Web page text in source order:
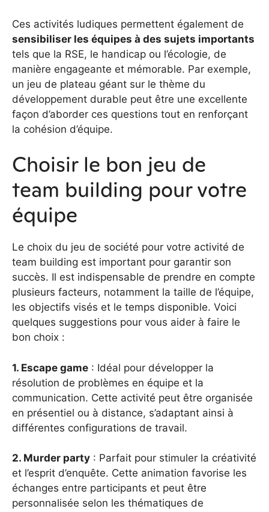
Ces activités ludiques permettent également de
sensibiliser les équipes à des sujets importants
tels que la RSE, le handicap ou l’écologie, de
manière engageante et mémorable. Par exemple,
un jeu de plateau géant sur le thème du
développement durable peut être une excellente
façon d’aborder ces questions tout en renforçant
la cohésion d’équipe.
Choisir le bon jeu de
team building pour votre
équipe
Le choix du jeu de société pour votre activité de
team building est important pour garantir son
succès. Il est indispensable de prendre en compte
plusieurs facteurs, notamment la taille de l’équipe,
les objectifs visés et le temps disponible. Voici
quelques suggestions pour vous aider à faire le
bon choix :
1. Escape game : Idéal pour développer la
résolution de problèmes en équipe et la
communication. Cette activité peut être organisée
en présentiel ou à distance, s’adaptant ainsi à
différentes configurations de travail.
2. Murder party : Parfait pour stimuler la créativité
et l’esprit d’enquête. Cette animation favorise les
échanges entre participants et peut être
personnalisée selon les thématiques de